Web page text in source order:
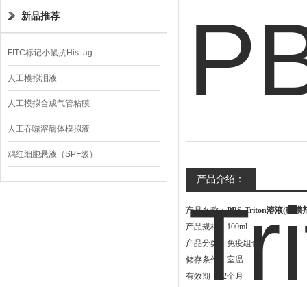
新品推荐
FITC标记小鼠抗His tag
人工模拟泪液
人工模拟合成气管粘膜
人工吞噬溶酶体模拟液
鸡红细胞悬液（SPF级）
产品介绍：
产品名称：PBS-Triton溶液(破膜
产品规格：100ml
产品分类：免疫组化
储存条件：室温
有效期：12个月